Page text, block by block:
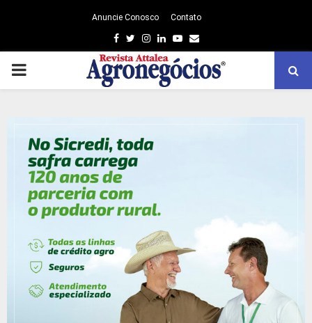
Anuncie Conosco Contato
Facebook
TwitterInstagram
LinkedinYoutube
Email
PRIMARY